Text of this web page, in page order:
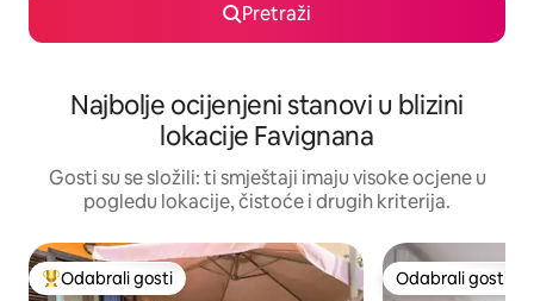
Pretraži
Najbolje ocijenjeni stanovi u blizini
lokacije Favignana
Gosti su se složili: ti smještaji imaju visoke ocjene u
pogledu lokacije, čistoće i drugih kriterija.
Među najviše rangiranima s oznakom „Odabrali gosti”
Odabrali gosti Odabrali gosti
Odabrali gosti